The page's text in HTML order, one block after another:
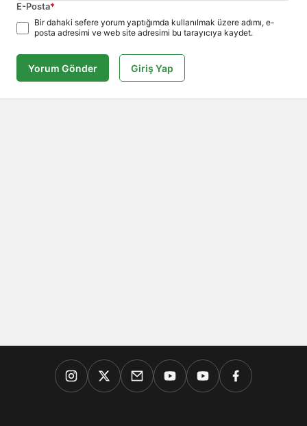
E-Posta*
Bir dahaki sefere yorum yaptığımda kullanılmak üzere adımı, e-
posta adresimi ve web site adresimi bu tarayıcıya kaydet.
Yorum Gönder Giriş Yap